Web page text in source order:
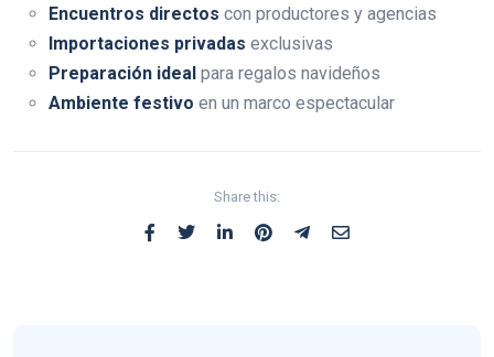
Encuentros directos con productores y agencias
Importaciones privadas exclusivas
Preparación ideal para regalos navideños
Ambiente festivo en un marco espectacular
Share this: